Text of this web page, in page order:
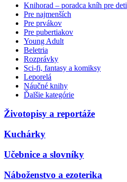
Knihorad – poradca kníh pre deti
Pre najmenších
Pre prvákov
Pre pubertiakov
Young Adult
Beletria
Rozprávky
Sci-fi, fantasy a komiksy
Leporelá
Náučné knihy
Ďalšie kategórie
Životopisy a reportáže
Kuchárky
Učebnice a slovníky
Náboženstvo a ezoterika